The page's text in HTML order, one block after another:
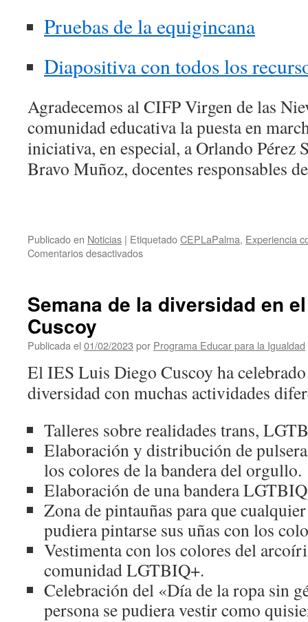
Pruebas de la equigincana
Diapositiva con todos los
Agradecemos al CIFP Virgen de las
comunidad educativa la puesta en
iniciativa, en especial, a Orlando Pérez
Bravo Muñoz, docentes responsables
Publicado en Noticias | EtiquetadoCEPLaPalma, Experiencia
Comentarios desactivadosen
CIFP
las
Semana de la diversidad en
Cuscoy
Publicada el 01/02/2023 por Programa Educar para la Igualdad
El IES Luis Diego Cuscoy ha celebrado
diversidad con muchas actividades
Talleres sobre realidades trans,
Elaboración y distribución de
los colores de la bandera del orgullo.
Elaboración de una bandera
Zona de pintauñas para que
pudiera pintarse sus uñas con los
Vestimenta con los colores del
comunidad LGTBIQ+.
Celebración del «Día de la ropa sin
persona se pudiera vestir como